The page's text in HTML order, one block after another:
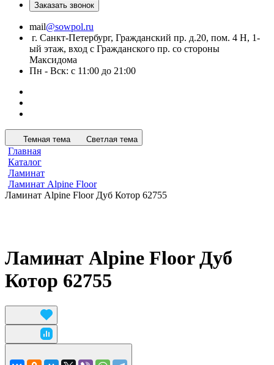
Заказать звонок
mail@sowpol.ru
г. Санкт-Петербург, Гражданский пр. д.20, пом. 4 Н, 1-
ый этаж, вход с Гражданского пр. со стороны
Максидома
Пн - Вск: с 11:00 до 21:00
Темная тема Светлая тема
Главная
Каталог
Ламинат
Ламинат Alpine Floor
Ламинат Alpine Floor Дуб Котор 62755
Ламинат Alpine Floor Дуб
Котор 62755